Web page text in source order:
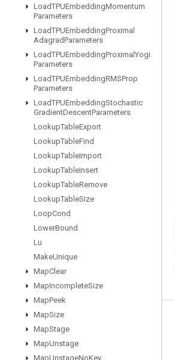
LoadTPUEmbeddingMomentum
Parameters
LoadTPUEmbeddingProximal
AdagradParameters
LoadTPUEmbeddingProximal Yogi
Parameters
LoadTPUEmbeddingRMSProp
Parameters
LoadTPUEmbeddingStochastic
GradientDescentParameters
LookupTableExport
LookupTableFind
LookupTableImport
LookupTableInsert
LookupTableRemove
LookupTableSize
LoopCond
LowerBound
Lu
MakeUnique
MapClear
MapIncompleteSize
MapPeek
MapSize
MapStage
MapUnstage
MapUnstageNoKey
Resta connesso
Blog